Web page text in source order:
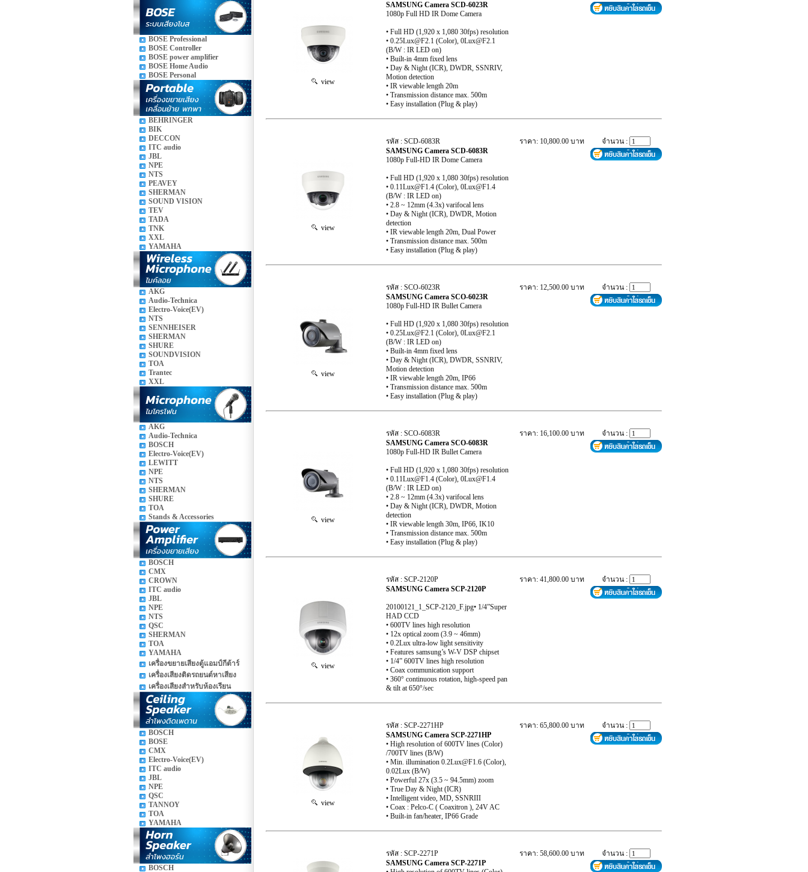
BOSE Professional
BOSE Controller
BOSE power amplifier
BOSE Home Audio
BOSE Personal
BEHRINGER
BIK
DECCON
ITC audio
JBL
NPE
NTS
PEAVEY
SHERMAN
SOUND VISION
TEV
TADA
TNK
XXL
YAMAHA
AKG
Audio-Technica
Electro-Voice(EV)
NTS
SENNHEISER
SHERMAN
SHURE
SOUNDVISION
TOA
Trantec
XXL
AKG
Audio-Technica
BOSCH
Electro-Voice(EV)
LEWITT
NPE
NTS
SHERMAN
SHURE
TOA
Stands & Accessories
BOSCH
CMX
CROWN
ITC audio
JBL
NPE
NTS
QSC
SHERMAN
TOA
YAMAHA
เครื่องขยายเสียงตู้แอมป์กีต้าร์
เครื่องเสียงติดรถยนต์หาเสียง
เครื่องเสียงสำหรับห้องเรียน
BOSCH
BOSE
CMX
Electro-Voice(EV)
ITC audio
JBL
NPE
QSC
TANNOY
TOA
YAMAHA
BOSCH
view
SAMSUNG Camera SCD-6023R
1080p Full HD IR Dome Camera
• Full HD (1,920 x 1,080 30fps) resolution
• 0.25Lux@F2.1 (Color), 0Lux@F2.1
(B/W : IR LED on)
• Built-in 4mm fixed lens
• Day & Night (ICR), DWDR, SSNRIV,
Motion detection
• IR viewable length 20m
• Transmission distance max. 500m
• Easy installation (Plug & play)
view
รหัส : SCD-6083R
SAMSUNG Camera SCD-6083R
1080p Full-HD IR Dome Camera
• Full HD (1,920 x 1,080 30fps) resolution
• 0.11Lux@F1.4 (Color), 0Lux@F1.4
(B/W : IR LED on)
• 2.8 ~ 12mm (4.3x) varifocal lens
• Day & Night (ICR), DWDR, Motion
detection
• IR viewable length 20m, Dual Power
• Transmission distance max. 500m
• Easy installation (Plug & play)
ราคา: 10,800.00 บาท จำนวน :
view
รหัส : SCO-6023R
SAMSUNG Camera SCO-6023R
1080p Full-HD IR Bullet Camera
• Full HD (1,920 x 1,080 30fps) resolution
• 0.25Lux@F2.1 (Color), 0Lux@F2.1
(B/W : IR LED on)
• Built-in 4mm fixed lens
• Day & Night (ICR), DWDR, SSNRIV,
Motion detection
• IR viewable length 20m, IP66
• Transmission distance max. 500m
• Easy installation (Plug & play)
ราคา: 12,500.00 บาท จำนวน :
view
รหัส : SCO-6083R
SAMSUNG Camera SCO-6083R
1080p Full-HD IR Bullet Camera
• Full HD (1,920 x 1,080 30fps) resolution
• 0.11Lux@F1.4 (Color), 0Lux@F1.4
(B/W : IR LED on)
• 2.8 ~ 12mm (4.3x) varifocal lens
• Day & Night (ICR), DWDR, Motion
detection
• IR viewable length 30m, IP66, IK10
• Transmission distance max. 500m
• Easy installation (Plug & play)
ราคา: 16,100.00 บาท จำนวน :
view
รหัส : SCP-2120P
SAMSUNG Camera SCP-2120P
20100121_1_SCP-2120_F.jpg• 1/4”Super
HAD CCD
• 600TV lines high resolution
• 12x optical zoom (3.9 ~ 46mm)
• 0.2Lux ultra-low light sensitivity
• Features samsung’s W-V DSP chipset
• 1/4” 600TV lines high resolution
• Coax communication support
• 360° continuous rotation, high-speed pan
& tilt at 650°/sec
ราคา: 41,800.00 บาท จำนวน :
view
รหัส : SCP-2271HP
SAMSUNG Camera SCP-2271HP
• High resolution of 600TV lines (Color)
/700TV lines (B/W)
• Min. illumination 0.2Lux@F1.6 (Color),
0.02Lux (B/W)
• Powerful 27x (3.5 ~ 94.5mm) zoom
• True Day & Night (ICR)
• Intelligent video, MD, SSNRIII
• Coax : Pelco-C ( Coaxitron ), 24V AC
• Built-in fan/heater, IP66 Grade
ราคา: 65,800.00 บาท จำนวน :
รหัส : SCP-2271P
SAMSUNG Camera SCP-2271P
ราคา: 58,600.00 บาท จำนวน :